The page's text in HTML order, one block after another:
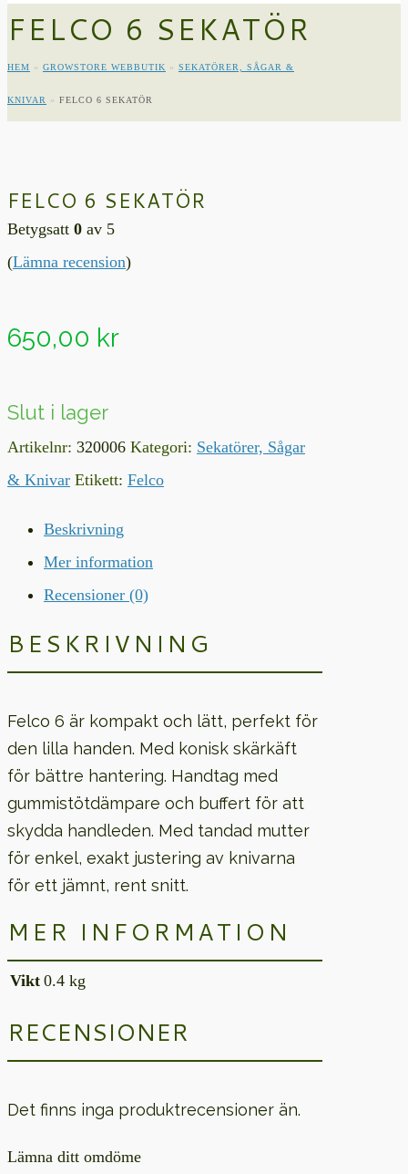
FELCO 6 SEKATÖR
HEM » GROWSTORE WEBBUTIK » SEKATÖRER, SÅGAR &
KNIVAR » FELCO 6 SEKATÖR
FELCO 6 SEKATÖR
Betygsatt 0 av 5
(Lämna recension)
650,00 kr
Slut i lager
Artikelnr: 320006 Kategori: Sekatörer, Sågar
& Knivar Etikett: Felco
Beskrivning
Mer information
Recensioner (0)
BESKRIVNING
Felco 6 är kompakt och lätt, perfekt för
den lilla handen. Med konisk skärkäft
för bättre hantering. Handtag med
gummistötdämpare och buffert för att
skydda handleden. Med tandad mutter
för enkel, exakt justering av knivarna
för ett jämnt, rent snitt.
MER INFORMATION
Vikt 0.4 kg
RECENSIONER
Det finns inga produktrecensioner än.
Lämna ditt omdöme